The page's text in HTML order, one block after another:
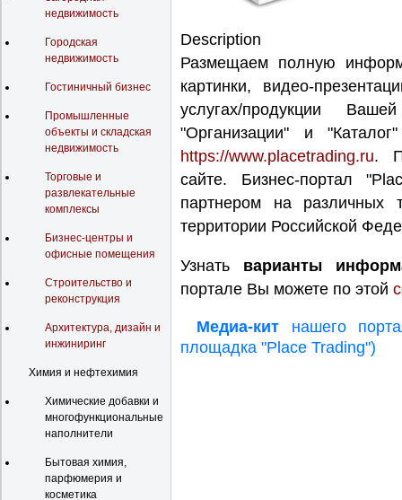
недвижимость
Городская
недвижимость
Гостиничный бизнес
Промышленные
объекты и складская
недвижимость
Торговые и
развлекательные
комплексы
Бизнес-центры и
офисные помещения
Строительство и
реконструкция
Архитектура, дизайн и
инжиниринг
Химия и нефтехимия
Химические добавки и
многофункциональные
наполнители
Бытовая химия,
парфюмерия и
косметика
Description
Размещаем полную
картинки, видео-
услугах/продукции
"Организации" и
https://www.placetrading.ru.
сайте. Бизнес-портал
партнером на различных
территории Российской
Узнать варианты
портале Вы можете по этой
Медиа-кит нашего
площадка "Place Trading")